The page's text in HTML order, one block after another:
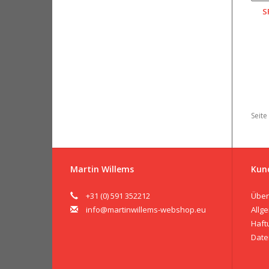
Martin Willems
+31 (0) 591 352212
info@martinwillems-webshop.eu